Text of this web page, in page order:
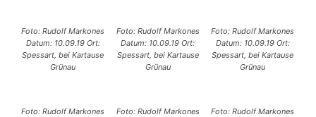
Foto: Rudolf Markones
Datum: 10.09.19 Ort:
Spessart, bei Kartause
Grünau
Foto: Rudolf Markones
Datum: 10.09.19 Ort:
Spessart, bei Kartause
Grünau
Foto: Rudolf Markones
Datum: 10.09.19 Ort:
Spessart, bei Kartause
Grünau
Foto: Rudolf Markones Foto: Rudolf Markones Foto: Rudolf Markones